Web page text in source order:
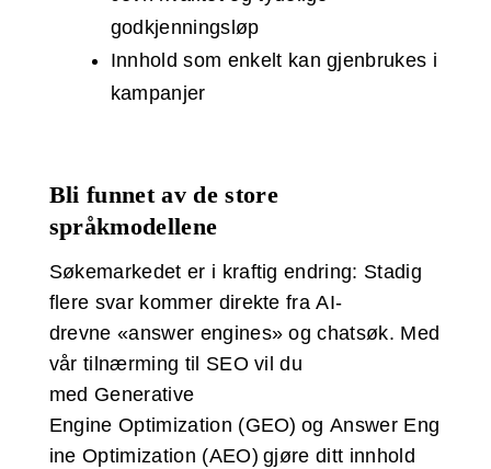
godkjenningsløp
Innhold som enkelt kan gjenbrukes i
kampanjer
Bli funnet av de store
språkmodellene
Søkemarkedet er i kraftig endring: Stadig
flere svar kommer direkte fra AI-
drevne «answer engines» og chatsøk. Med
vår tilnærming til SEO vil du
med Generative
Engine Optimization (GEO) og Answer Eng
ine Optimization (AEO) gjøre ditt innhold